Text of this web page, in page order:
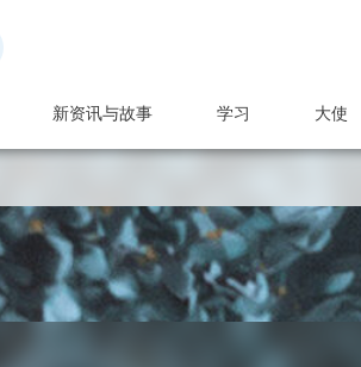
新资讯与故事 学习 大使